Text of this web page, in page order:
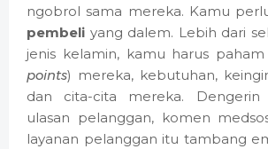
ngobrol sama mereka. Kamu
pembeli yang dalem. Lebih dari
jenis kelamin, kamu harus
points) mereka, kebutuhan,
dan cita-cita mereka. Dengerin
ulasan pelanggan, komen
layanan pelanggan itu tambang